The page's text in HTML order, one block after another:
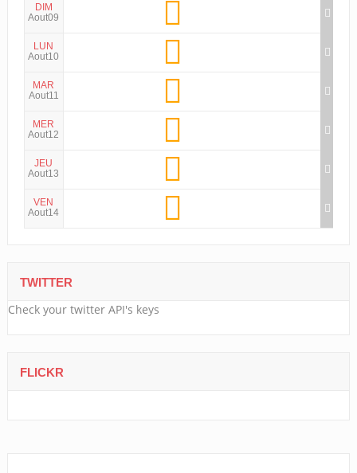
DIM
Aout09
LUN
Aout10
MAR
Aout11
MER
Aout12
JEU
Aout13
VEN
Aout14
TWITTER
Check your twitter API's keys
FLICKR